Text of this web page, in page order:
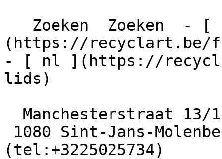
(https://recyclart.be/
- [ nl ](https://
lids)
(tel:+3225025734)